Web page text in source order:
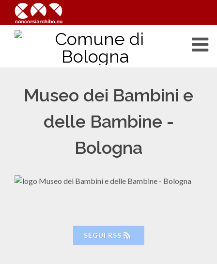
Museo dei Bambini e
delle Bambine -
Bologna
SEGUI RSS